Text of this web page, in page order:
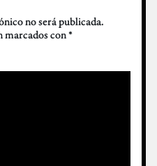
no será publicada.
marcados con*